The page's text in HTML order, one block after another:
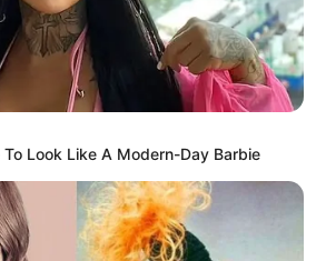
Look Like A Modern-Day Barbie